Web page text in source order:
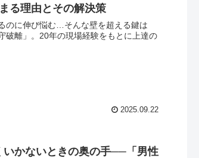
る理由とその解決策
のに伸び悩む…そんな壁を超える鍵は
破離」。20年の現場経験をもとに上達の
2025.09.22
いかないときの奥の手──「男性